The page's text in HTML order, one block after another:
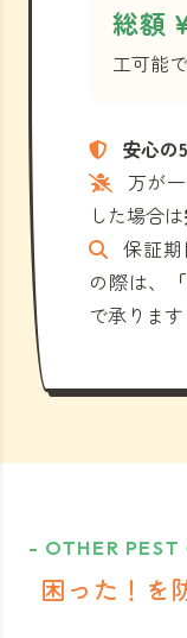
総額
工可能
安心の
万が
した場合は
保証
の際は、
で承ります
- OTHER
困った！を